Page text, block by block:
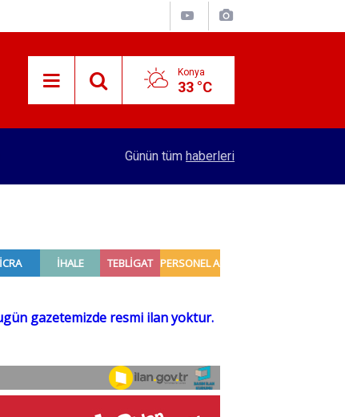
Konya
33 °C
Konya'dan 4 şehre hızlı tren hattı yapılacak!
Günün tüm haberleri